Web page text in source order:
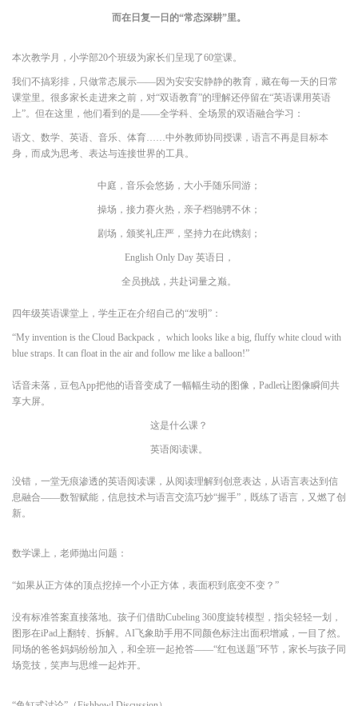
而在日复一日的“常态深耕”里。
本次教学月，小学部20个班级为家长们呈现了60堂课。
我们不搞彩排，只做常态展示——因为安安安静静的教育，藏在每一天的日常
课堂里。很多家长走进来之前，对“双语教育”的理解还停留在“英语课用英语
上”。但在这里，他们看到的是——全学科、全场景的双语融合学习：
语文、数学、英语、音乐、体育……中外教师协同授课，语言不再是目标本
身，而成为思考、表达与连接世界的工具。
中庭，音乐会悠扬，大小手随乐同游；
操场，接力赛火热，亲子档驰骋不休；
剧场，颁奖礼庄严，坚持力在此镌刻；
English Only Day 英语日，
全员挑战，共赴词量之巅。
四年级英语课堂上，学生正在介绍自己的“发明”：
“My invention is the Cloud Backpack， which looks like a big, fluffy white cloud with
blue straps. It can float in the air and follow me like a balloon!”
话音未落，豆包App把他的语音变成了一幅幅生动的图像，Padlet让图像瞬间共
享大屏。
这是什么课？
英语阅读课。
没错，一堂无痕渗透的英语阅读课，从阅读理解到创意表达，从语言表达到信
息融合——数智赋能，信息技术与语言交流巧妙“握手”，既练了语言，又燃了创
新。
数学课上，老师抛出问题：
“如果从正方体的顶点挖掉一个小正方体，表面积到底变不变？”
没有标准答案直接落地。孩子们借助Cubeling 360度旋转模型，指尖轻轻一划，
图形在iPad上翻转、拆解。AI飞象助手用不同颜色标注出面积增减，一目了然。
同场的爸爸妈妈纷纷加入，和全班一起抢答——“红包送题”环节，家长与孩子同
场竞技，笑声与思维一起炸开。